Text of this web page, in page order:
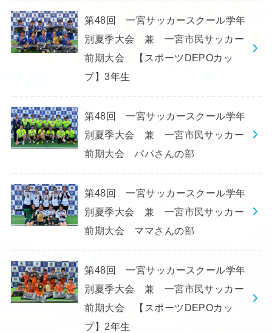
第48回 一宮サッカースクール学年
別夏季大会 兼 一宮市民サッカー
前期大会 【スポーツDEPOカッ
プ】3年生
第48回 一宮サッカースクール学年
別夏季大会 兼 一宮市民サッカー
前期大会 パパさんの部
第48回 一宮サッカースクール学年
別夏季大会 兼 一宮市民サッカー
前期大会 ママさんの部
第48回 一宮サッカースクール学年
別夏季大会 兼 一宮市民サッカー
前期大会 【スポーツDEPOカッ
プ】2年生